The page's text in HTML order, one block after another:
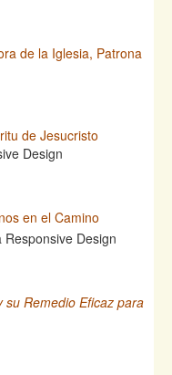
de la Iglesia, Patrona
de Jesucristo
en el Camino
su Remedio Eficaz para